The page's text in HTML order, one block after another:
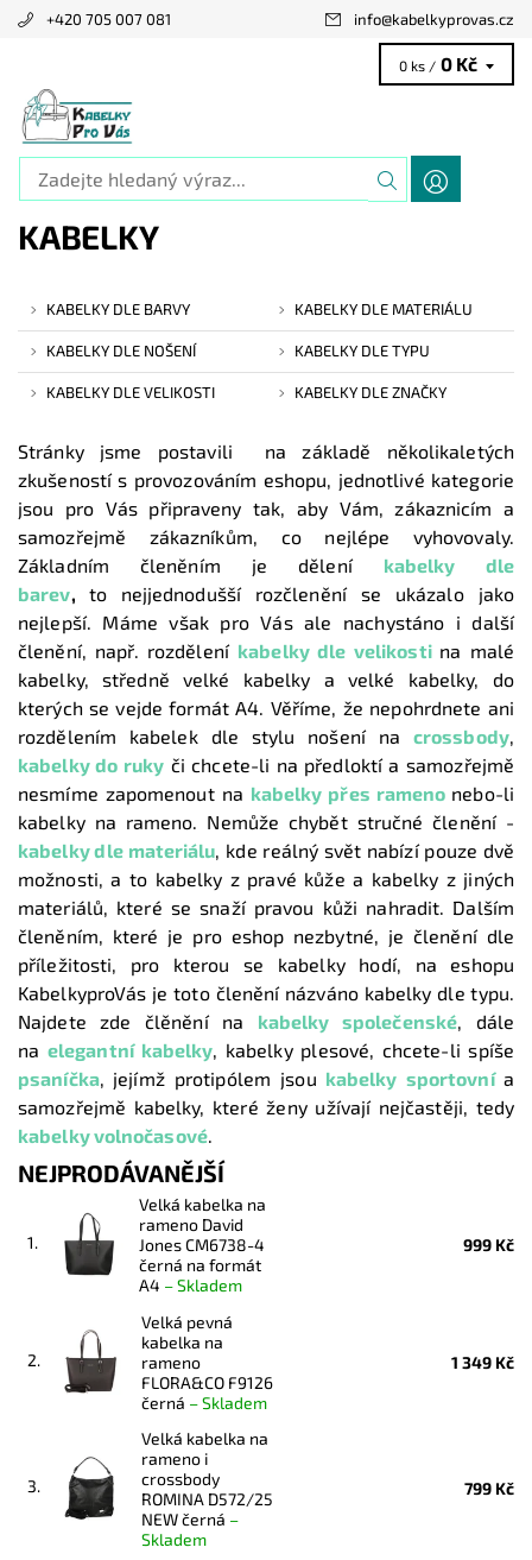
+420 705 007 081 info@kabelkyprovas.cz
0 ks / 0 Kč
KABELKY
KABELKY DLE BARVY KABELKY DLE MATERIÁLU
KABELKY DLE NOŠENÍ KABELKY DLE TYPU
KABELKY DLE VELIKOSTI KABELKY DLE ZNAČKY
Stránky jsme postavili na základě několikaletých
zkušeností s provozováním eshopu, jednotlivé kategorie
jsou pro Vás připraveny tak, aby Vám, zákaznicím a
samozřejmě zákazníkům, co nejlépe vyhovovaly.
Základním členěním je dělení kabelky dle
barev, to nejjednodušší rozčlenění se ukázalo jako
nejlepší. Máme však pro Vás ale nachystáno i další
členění, např. rozdělení kabelky dle velikosti na malé
kabelky, středně velké kabelky a velké kabelky, do
kterých se vejde formát A4. Věříme, že nepohrdnete ani
rozdělením kabelek dle stylu nošení na crossbody,
kabelky do ruky či chcete-li na předloktí a samozřejmě
nesmíme zapomenout na kabelky přes rameno nebo-li
kabelky na rameno. Nemůže chybět stručné členění -
kabelky dle materiálu, kde reálný svět nabízí pouze dvě
možnosti, a to kabelky z pravé kůže a kabelky z jiných
materiálů, které se snaží pravou kůži nahradit. Dalším
členěním, které je pro eshop nezbytné, je členění dle
příležitosti, pro kterou se kabelky hodí, na eshopu
KabelkyproVás je toto členění názváno kabelky dle typu.
Najdete zde člěnění na kabelky společenské, dále
na elegantní kabelky, kabelky plesové, chcete-li spíše
psaníčka, jejímž protipólem jsou kabelky sportovní a
samozřejmě kabelky, které ženy užívají nejčastěji, tedy
kabelky volnočasové.
NEJPRODÁVANĚJŠÍ
1.
Velká kabelka na
rameno David
Jones CM6738-4
černá na formát
A4 –Skladem
999 Kč
2.
Velká pevná
kabelka na
rameno
FLORA&CO F9126
černá –Skladem
1 349 Kč
3.
Velká kabelka na
rameno i
crossbody
ROMINA D572/25
NEW černá –
Skladem
799 Kč